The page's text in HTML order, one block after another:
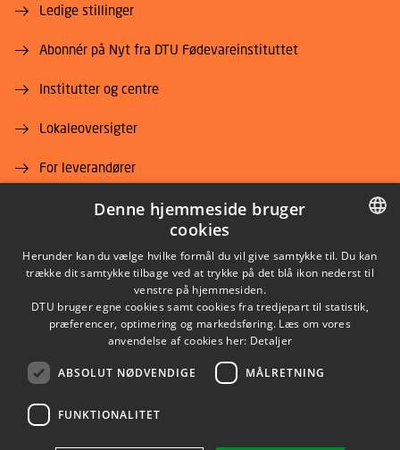
Ledige stillinger
Abonnér på Nyt fra DTU Fødevareinstituttet
Institutter og centre
Lokaleoversigter
For leverandører
Job og karriere
LINKEDIN
YOUTUBE
DANISH
ENGLISH
Denne hjemmeside bruger
cookies
Herunder kan du vælge hvilke formål du vil give samtykke til. Du kan
trække dit samtykke tilbage ved at trykke på det blå ikon nederst til
venstre på hjemmesiden.
DTU bruger egne cookies samt cookies fra tredjepart til statistik,
præferencer, optimering og markedsføring. Læs om vores
anvendelse af cookies her: Detaljer
ABSOLUT NØDVENDIGE MÅLRETNING
FUNKTIONALITET